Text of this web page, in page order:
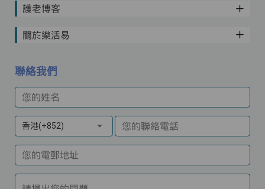
護老博客
關於樂活易
聯絡我們
您的姓名
香港(+852) 您的聯絡電話
您的電郵地址